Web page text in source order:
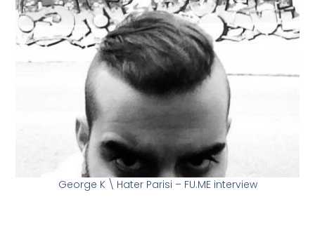
George K \ Hater Parisi – FU.ME interview